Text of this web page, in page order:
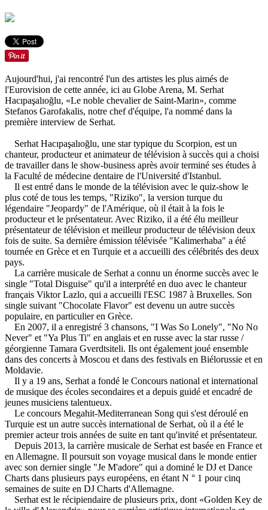
Aujourd'hui, j'ai rencontré l'un des artistes les plus aimés de
l'Eurovision de cette année, ici au Globe Arena, M. Serhat
Hacıpaşalıoğlu, «Le noble chevalier de Saint-Marin», comme
Stefanos Garofakalis, notre chef d'équipe, l'a nommé dans la
première interview de Serhat.
Serhat Hacıpaşalıoğlu, une star typique du Scorpion, est un
chanteur, producteur et animateur de télévision à succès qui a choisi
de travailler dans le show-business après avoir terminé ses études à
la Faculté de médecine dentaire de l'Université d'Istanbul.
Il est entré dans le monde de la télévision avec le quiz-show le
plus coté de tous les temps, "Riziko", la version turque du
légendaire "Jeopardy" de l'Amérique, où il était à la fois le
producteur et le présentateur. Avec Riziko, il a été élu meilleur
présentateur de télévision et meilleur producteur de télévision deux
fois de suite. Sa dernière émission télévisée "Kalimerhaba" a été
tournée en Grèce et en Turquie et a accueilli des célébrités des deux
pays.
La carrière musicale de Serhat a connu un énorme succès avec le
single "Total Disguise" qu'il a interprété en duo avec le chanteur
français Viktor Lazlo, qui a accueilli l'ESC 1987 à Bruxelles. Son
single suivant "Chocolate Flavor" est devenu un autre succès
populaire, en particulier en Grèce.
En 2007, il a enregistré 3 chansons, "I Was So Lonely", "No No
Never" et "Ya Plus Ti" en anglais et en russe avec la star russe /
géorgienne Tamara Gverdtsiteli. Ils ont également joué ensemble
dans des concerts à Moscou et dans des festivals en Biélorussie et en
Moldavie.
Il y a 19 ans, Serhat a fondé le Concours national et international
de musique des écoles secondaires et a depuis guidé et encadré de
jeunes musiciens talentueux.
Le concours Megahit-Mediterranean Song qui s'est déroulé en
Turquie est un autre succès international de Serhat, où il a été le
premier acteur trois années de suite en tant qu'invité et présentateur.
Depuis 2013, la carrière musicale de Serhat est basée en France et
en Allemagne. Il poursuit son voyage musical dans le monde entier
avec son dernier single "Je M'adore" qui a dominé le DJ et Dance
Charts dans plusieurs pays européens, en étant N ° 1 pour cinq
semaines de suite en DJ Charts d'Allemagne.
Serhat est le récipiendaire de plusieurs prix, dont «Golden Key de